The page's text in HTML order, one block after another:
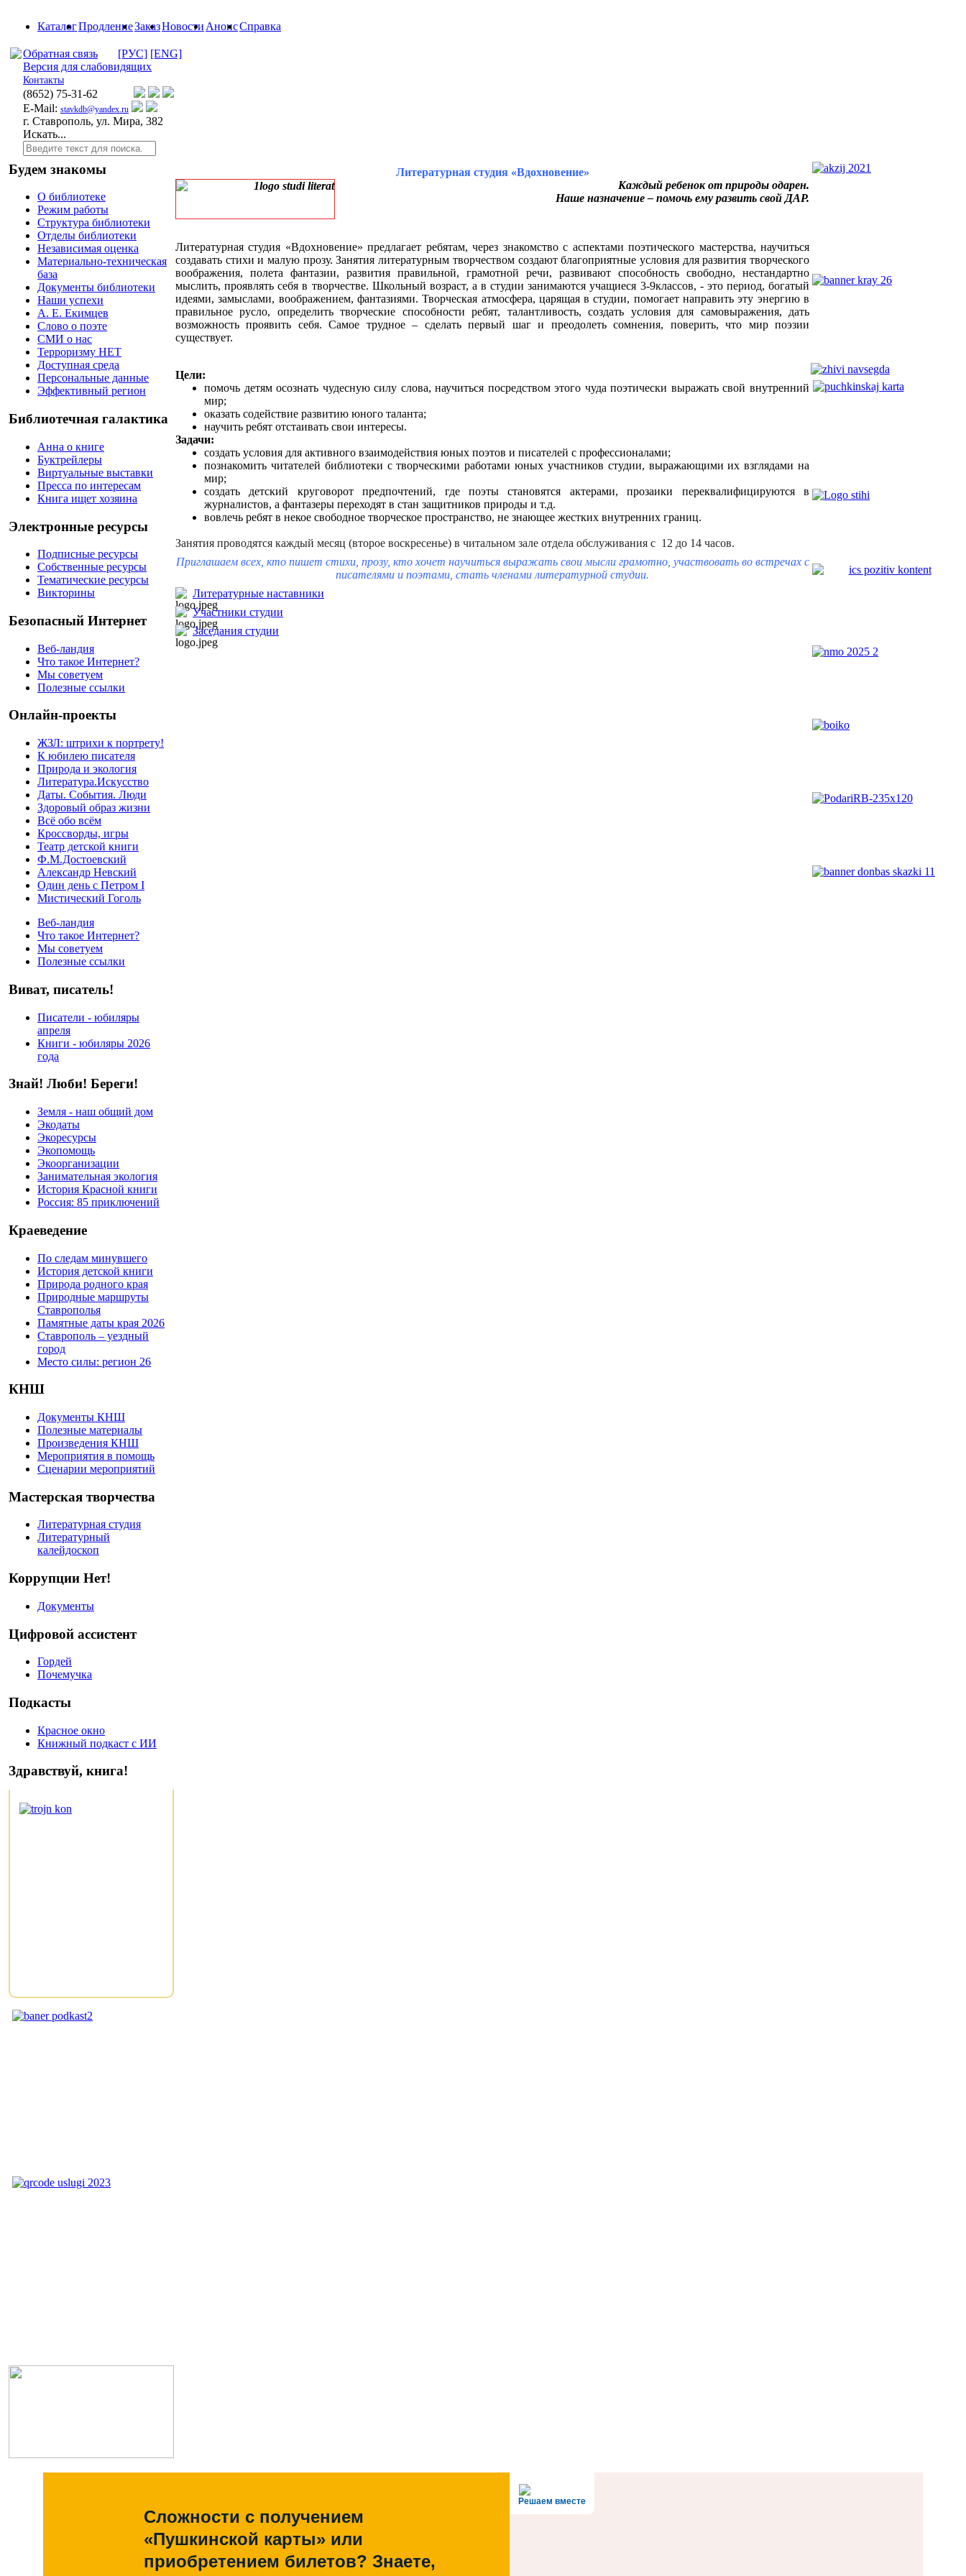
КаталогПродлениеЗаказНовости АнонсСправка
Обратная связь [РУС] [ENG]
Версия для слабовидящих
Контакты
(8652) 75-31-62
E-Mail: stavkdb@yandex.ru
г. Ставрополь, ул. Мира, 382
Искать...
Будем знакомы
О библиотеке
Режим работы
Структура библиотеки
Отделы библиотеки
Независимая оценка
Материально-техническая
база
Документы библиотеки
Наши успехи
А. Е. Екимцев
Слово о поэте
СМИ о нас
Терроризму НЕТ
Доступная среда
Персональные данные
Эффективный регион
Библиотечная галактика
Анна о книге
Буктрейлеры
Виртуальные выставки
Пресса по интересам
Книга ищет хозяина
Электронные ресурсы
Подписные ресурсы
Собственные ресурсы
Тематические ресурсы
Викторины
Безопасный Интернет
Веб-ландия
Что такое Интернет?
Мы советуем
Полезные ссылки
Онлайн-проекты
ЖЗЛ: штрихи к портрету!
К юбилею писателя
Природа и экология
Литература.Искусство
Даты. События. Люди
Здоровый образ жизни
Всё обо всём
Кроссворды, игры
Театр детской книги
Ф.М.Достоевский
Александр Невский
Один день с Петром I
Мистический Гоголь
Веб-ландия
Что такое Интернет?
Мы советуем
Полезные ссылки
Виват, писатель!
Писатели - юбиляры
апреля
Книги - юбиляры 2026
года
Знай! Люби! Береги!
Земля - наш общий дом
Экодаты
Экоресурсы
Экопомощь
Экоорганизации
Занимательная экология
История Красной книги
Россия: 85 приключений
Краеведение
По следам минувшего
История детской книги
Природа родного края
Природные маршруты
Ставрополья
Памятные даты края 2026
Ставрополь – уездный
город
Место силы: регион 26
КНШ
Документы КНШ
Полезные материалы
Произведения КНШ
Мероприятия в помощь
Сценарии мероприятий
Мастерская творчества
Литературная студия
Литературный
калейдоскоп
Коррупции Нет!
Документы
Цифровой ассистент
Гордей
Почемучка
Подкасты
Красное окно
Книжный подкаст с ИИ
Здравствуй, книга!
Литературная студия «Вдохновение»
Каждый ребенок от природы одарен.
Наше назначение – помочь ему развить свой ДАР.
Литературная студия «Вдохновение» предлагает ребятам, через знакомство с аспектами поэтического мастерства, научиться
создавать стихи и малую прозу. Занятия литературным творчеством создают благоприятные условия для развития творческого
воображения, полета фантазии, развития правильной, грамотной речи, развивают способность свободно, нестандартно
мыслить, проявлять себя в творчестве. Школьный возраст, а в студии занимаются учащиеся 3-9классов, - это период, богатый
идеями, замыслами, воображением, фантазиями. Творческая атмосфера, царящая в студии, помогает направить эту энергию в
правильное русло, определить творческие способности ребят, талантливость, создать условия для самовыражения, дать
возможность проявить себя. Самое трудное – сделать первый шаг и преодолеть сомнения, поверить, что мир поэзии
существует.
Цели:
помочь детям осознать чудесную силу слова, научиться посредством этого чуда поэтически выражать свой внутренний
мир;
оказать содействие развитию юного таланта;
научить ребят отстаивать свои интересы.
Задачи:
создать условия для активного взаимодействия юных поэтов и писателей с профессионалами;
познакомить читателей библиотеки с творческими работами юных участников студии, выражающими их взглядами на
мир;
создать детский круговорот предпочтений, где поэты становятся актерами, прозаики переквалифицируются в
журналистов, а фантазеры переходят в стан защитников природы и т.д.
вовлечь ребят в некое свободное творческое пространство, не знающее жестких внутренних границ.
Занятия проводятся каждый месяц (второе воскресенье) в читальном зале отдела обслуживания с 12 до 14 часов.
Приглашаем всех, кто пишет стихи, прозу, кто хочет научиться выражать свои мысли грамотно, участвовать во встречах с
писателями и поэтами, стать членами литературной студии.
Литературные наставники
Участники студии
Заседания студии
Решаем вместе
Сложности с получением
«Пушкинской карты» или
приобретением билетов? Знаете,